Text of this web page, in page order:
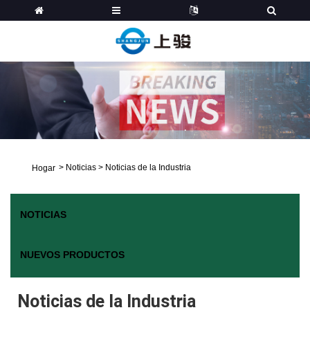
Hogar > Noticias > Noticias de la Industria
NOTICIAS
NUEVOS PRODUCTOS
Noticias de la Industria